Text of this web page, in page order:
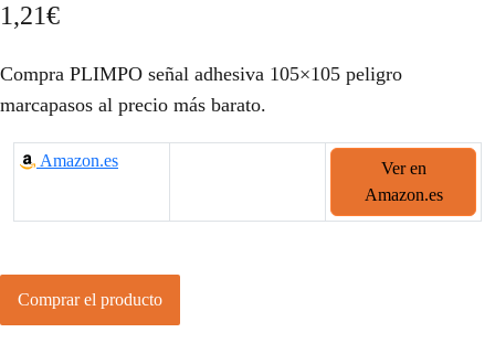
1,21€
Compra PLIMPO señal adhesiva 105×105 peligro
marcapasos al precio más barato.
Amazon.es
Ver en
Amazon.es
Comprar el producto